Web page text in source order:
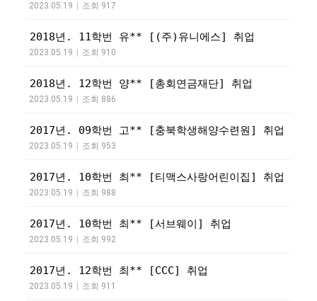
2023.05.19 조회 917
2018년. 11학번 유** [(주)유니에스] 취업
2023.05.19 조회 910
2018년. 12학번 양** [총회연금재단] 취업
2023.05.19 조회 886
2017년. 09학번 고** [충북학생해양수련원] 취업
2023.05.19 조회 953
2017년. 10학번 최** [티맥스사랑어린이집] 취업
2023.05.19 조회 988
2017년. 10학번 최** [서브웨이] 취업
2023.05.19 조회 992
2017년. 12학번 최** [CCC] 취업
2023.05.19 조회 911